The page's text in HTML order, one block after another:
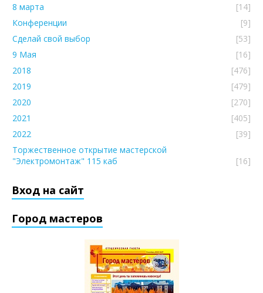
8 марта
[14]
Конференции
[9]
Сделай свой выбор
[53]
9 Мая
[16]
2018
[476]
2019
[479]
2020
[270]
2021
[405]
2022
[39]
Торжественное открытие мастерской
"Электромонтаж" 115 каб
[16]
Вход на сайт
Город мастеров